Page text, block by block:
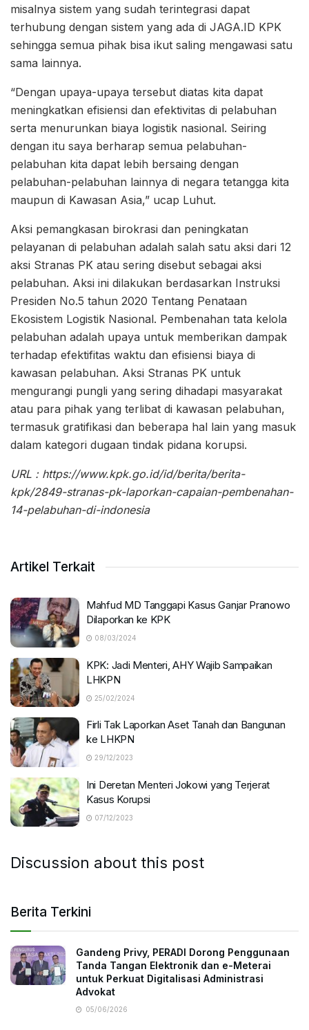
misalnya sistem yang sudah terintegrasi dapat
terhubung dengan sistem yang ada di JAGA.ID KPK
sehingga semua pihak bisa ikut saling mengawasi satu
sama lainnya.
“Dengan upaya-upaya tersebut diatas kita dapat
meningkatkan efisiensi dan efektivitas di pelabuhan
serta menurunkan biaya logistik nasional. Seiring
dengan itu saya berharap semua pelabuhan-
pelabuhan kita dapat lebih bersaing dengan
pelabuhan-pelabuhan lainnya di negara tetangga kita
maupun di Kawasan Asia,” ucap Luhut.
Aksi pemangkasan birokrasi dan peningkatan
pelayanan di pelabuhan adalah salah satu aksi dari 12
aksi Stranas PK atau sering disebut sebagai aksi
pelabuhan. Aksi ini dilakukan berdasarkan Instruksi
Presiden No.5 tahun 2020 Tentang Penataan
Ekosistem Logistik Nasional. Pembenahan tata kelola
pelabuhan adalah upaya untuk memberikan dampak
terhadap efektifitas waktu dan efisiensi biaya di
kawasan pelabuhan. Aksi Stranas PK untuk
mengurangi pungli yang sering dihadapi masyarakat
atau para pihak yang terlibat di kawasan pelabuhan,
termasuk gratifikasi dan beberapa hal lain yang masuk
dalam kategori dugaan tindak pidana korupsi.
URL : https://www.kpk.go.id/id/berita/berita-
kpk/2849-stranas-pk-laporkan-capaian-pembenahan-
14-pelabuhan-di-indonesia
Artikel Terkait
Mahfud MD Tanggapi Kasus Ganjar Pranowo
Dilaporkan ke KPK
08/03/2024
KPK: Jadi Menteri, AHY Wajib Sampaikan
LHKPN
25/02/2024
Firli Tak Laporkan Aset Tanah dan Bangunan
ke LHKPN
29/12/2023
Ini Deretan Menteri Jokowi yang Terjerat
Kasus Korupsi
07/12/2023
Discussion about this post
Berita Terkini
Gandeng Privy, PERADI Dorong Penggunaan
Tanda Tangan Elektronik dan e-Meterai
untuk Perkuat Digitalisasi Administrasi
Advokat
05/06/2026